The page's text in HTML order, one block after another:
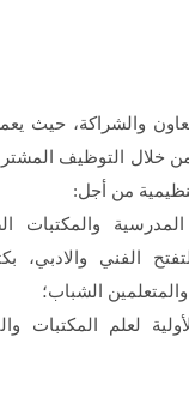
والشراكة، حيث
خلال التوظيف
من أجل:
والمكتبات
التفتح الفني
الشباب؛
لعلم المكتبات